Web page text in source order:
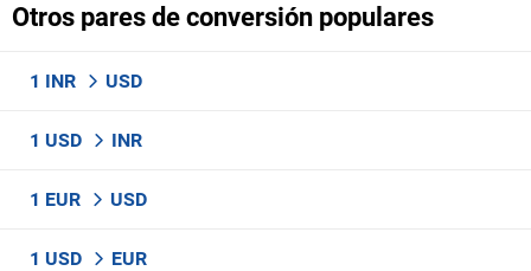
Otros pares de conversión populares
1 INR USD
1 USD INR
1 EUR USD
1 USD EUR